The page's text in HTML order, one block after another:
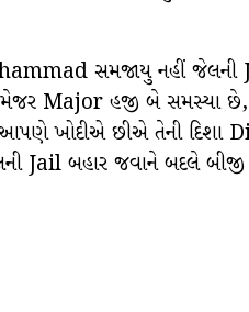
સમજાયુ નહીં જેલની
Major હજી બે
ખોદીએ છીએ તેની દિશા
બહાર જવાને બદલે બીજી